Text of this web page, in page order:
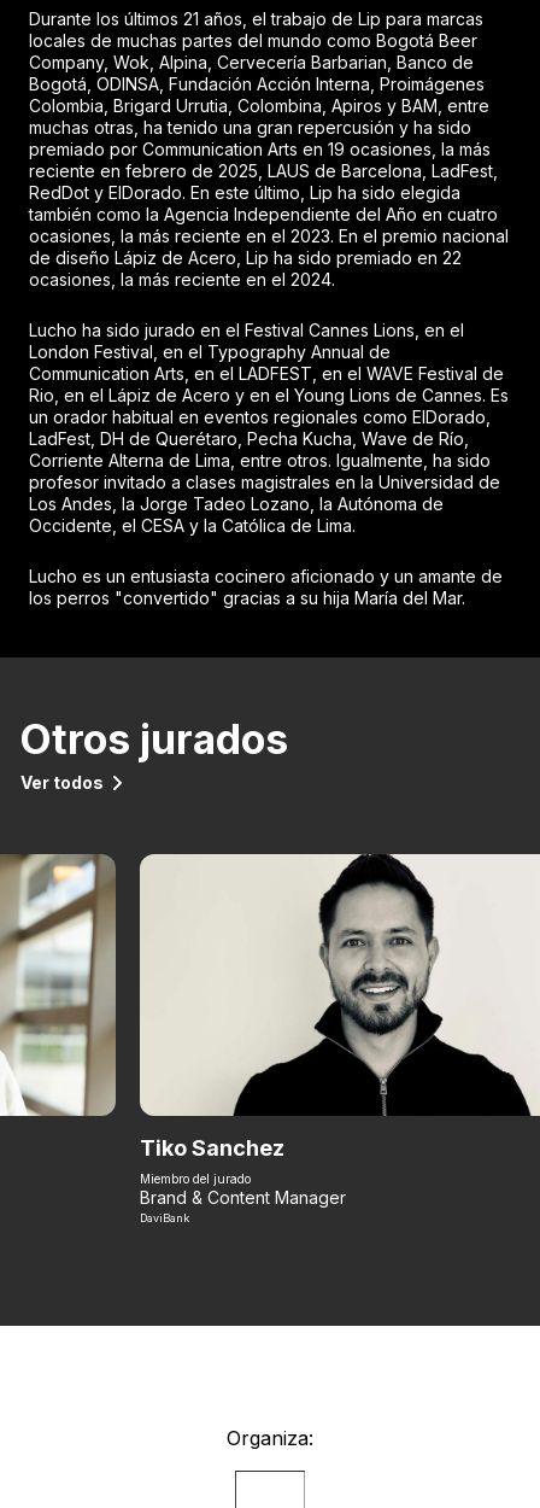
Durante los últimos 21 años, el trabajo de Lip para marcas
locales de muchas partes del mundo como Bogotá Beer
Company, Wok, Alpina, Cervecería Barbarian, Banco de
Bogotá, ODINSA, Fundación Acción Interna, Proimágenes
Colombia, Brigard Urrutia, Colombina, Apiros y BAM, entre
muchas otras, ha tenido una gran repercusión y ha sido
premiado por Communication Arts en 19 ocasiones, la más
reciente en febrero de 2025, LAUS de Barcelona, LadFest,
RedDot y ElDorado. En este último, Lip ha sido elegida
también como la Agencia Independiente del Año en cuatro
ocasiones, la más reciente en el 2023. En el premio nacional
de diseño Lápiz de Acero, Lip ha sido premiado en 22
ocasiones, la más reciente en el 2024.
Lucho ha sido jurado en el Festival Cannes Lions, en el
London Festival, en el Typography Annual de
Communication Arts, en el LADFEST, en el WAVE Festival de
Rio, en el Lápiz de Acero y en el Young Lions de Cannes. Es
un orador habitual en eventos regionales como ElDorado,
LadFest, DH de Querétaro, Pecha Kucha, Wave de Río,
Corriente Alterna de Lima, entre otros. Igualmente, ha sido
profesor invitado a clases magistrales en la Universidad de
Los Andes, la Jorge Tadeo Lozano, la Autónoma de
Occidente, el CESA y la Católica de Lima.
Lucho es un entusiasta cocinero aficionado y un amante de
los perros "convertido" gracias a su hija María del Mar.
Otros jurados
Ver todos
Tiko Sanchez
Miembro del jurado
Brand & Content Manager
DaviBank
Organiza: